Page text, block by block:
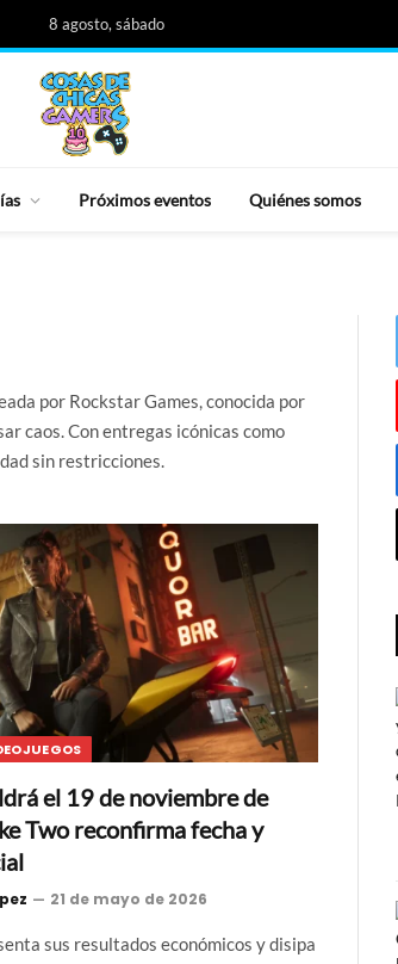
8 agosto, sábado
Próximos eventos Quiénes somos
por Rockstar Games, conocida por
caos. Con entregas icónicas como
sin restricciones.
el 19 de noviembre de
Two reconfirma fecha y
21 de mayo de 2026
sus resultados económicos y disipa